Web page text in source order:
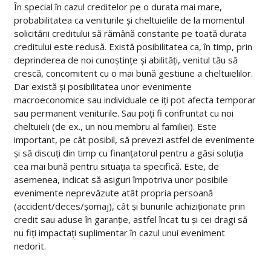
În special în cazul creditelor pe o durata mai mare,
probabilitatea ca veniturile și cheltuielile de la momentul
solicitării creditului să rămână constante pe toată durata
creditului este redusă. Există posibilitatea ca, în timp, prin
deprinderea de noi cunoștințe și abilități, venitul tău să
crescă, concomitent cu o mai bună gestiune a cheltuielilor.
Dar există și posibilitatea unor evenimente
macroeconomice sau individuale ce iți pot afecta temporar
sau permanent veniturile. Sau poți fi confruntat cu noi
cheltuieli (de ex., un nou membru al familiei). Este
important, pe cât posibil, să prevezi astfel de evenimente
și să discuți din timp cu finanțatorul pentru a găsi soluția
cea mai bună pentru situația ta specifică. Este, de
asemenea, indicat să asiguri împotriva unor posibile
evenimente neprevăzute atât propria persoană
(accident/deces/șomaj), cât și bunurile achiziționate prin
credit sau aduse în garanție, astfel încat tu și cei dragi să
nu fiți impactați suplimentar în cazul unui eveniment
nedorit.